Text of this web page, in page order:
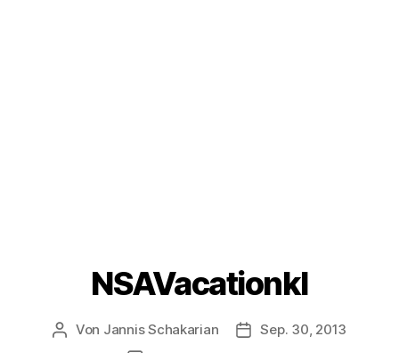
NSAVacationkl
Beitragsautor
Von Jannis Schakarian Veröffentlichungsdatum
Sep. 30, 2013